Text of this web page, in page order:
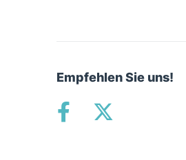
Empfehlen Sie uns!